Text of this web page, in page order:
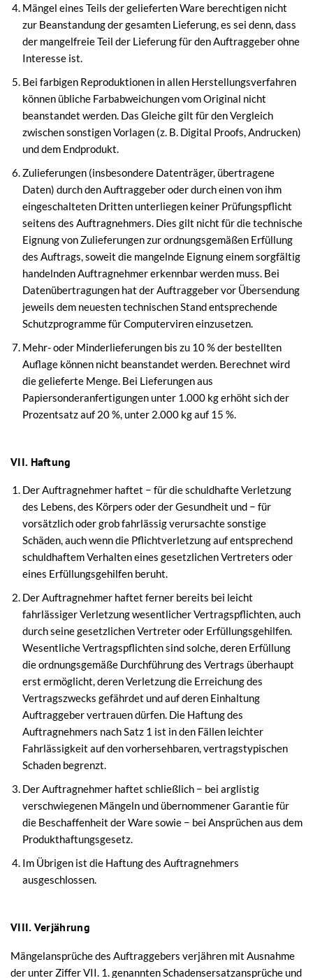
Mängel eines Teils der gelieferten Ware berechtigen nicht
zur Beanstandung der gesamten Lieferung, es sei denn, dass
der mangelfreie Teil der Lieferung für den Auftraggeber ohne
Interesse ist.
Bei farbigen Reproduktionen in allen Herstellungsverfahren
können übliche Farbabweichungen vom Original nicht
beanstandet werden. Das Gleiche gilt für den Vergleich
zwischen sonstigen Vorlagen (z. B. Digital Proofs, Andrucken)
und dem Endprodukt.
Zulieferungen (insbesondere Datenträger, übertragene
Daten) durch den Auftraggeber oder durch einen von ihm
eingeschalteten Dritten unterliegen keiner Prüfungspflicht
seitens des Auftragnehmers. Dies gilt nicht für die technische
Eignung von Zulieferungen zur ordnungsgemäßen Erfüllung
des Auftrags, soweit die mangelnde Eignung einem sorgfältig
handelnden Auftragnehmer erkennbar werden muss. Bei
Datenübertragungen hat der Auftraggeber vor Übersendung
jeweils dem neuesten technischen Stand entsprechende
Schutzprogramme für Computerviren einzusetzen.
Mehr- oder Minderlieferungen bis zu 10 % der bestellten
Auflage können nicht beanstandet werden. Berechnet wird
die gelieferte Menge. Bei Lieferungen aus
Papiersonderanfertigungen unter 1.000 kg erhöht sich der
Prozentsatz auf 20 %, unter 2.000 kg auf 15 %.
VII. Haftung
Der Auftragnehmer haftet − für die schuldhafte Verletzung
des Lebens, des Körpers oder der Gesundheit und − für
vorsätzlich oder grob fahrlässig verursachte sonstige
Schäden, auch wenn die Pflichtverletzung auf entsprechend
schuldhaftem Verhalten eines gesetzlichen Vertreters oder
eines Erfüllungsgehilfen beruht.
Der Auftragnehmer haftet ferner bereits bei leicht
fahrlässiger Verletzung wesentlicher Vertragspflichten, auch
durch seine gesetzlichen Vertreter oder Erfüllungsgehilfen.
Wesentliche Vertragspflichten sind solche, deren Erfüllung
die ordnungsgemäße Durchführung des Vertrags überhaupt
erst ermöglicht, deren Verletzung die Erreichung des
Vertragszwecks gefährdet und auf deren Einhaltung
Auftraggeber vertrauen dürfen. Die Haftung des
Auftragnehmers nach Satz 1 ist in den Fällen leichter
Fahrlässigkeit auf den vorhersehbaren, vertragstypischen
Schaden begrenzt.
Der Auftragnehmer haftet schließlich − bei arglistig
verschwiegenen Mängeln und übernommener Garantie für
die Beschaffenheit der Ware sowie − bei Ansprüchen aus dem
Produkthaftungsgesetz.
Im Übrigen ist die Haftung des Auftragnehmers
ausgeschlossen.
VIII. Verjährung
Mängelansprüche des Auftraggebers verjähren mit Ausnahme
der unter Ziffer VII. 1. genannten Schadensersatzansprüche und